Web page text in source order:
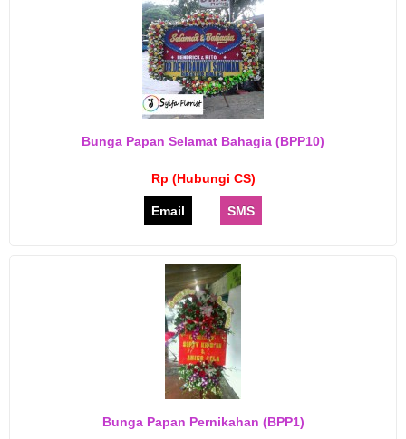
Bunga Papan Selamat Bahagia (BPP10)
Rp (Hubungi CS)
Email SMS
Bunga Papan Pernikahan (BPP1)